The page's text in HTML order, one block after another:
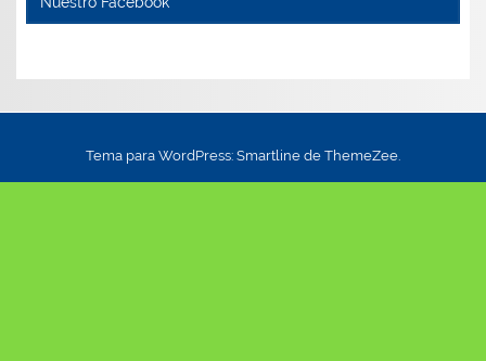
Tema para WordPress: Smartline de ThemeZee.